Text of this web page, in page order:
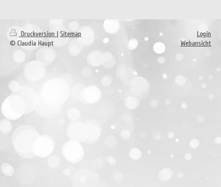
Druckversion | Sitemap
© Claudia Haupt
Login
Webansicht